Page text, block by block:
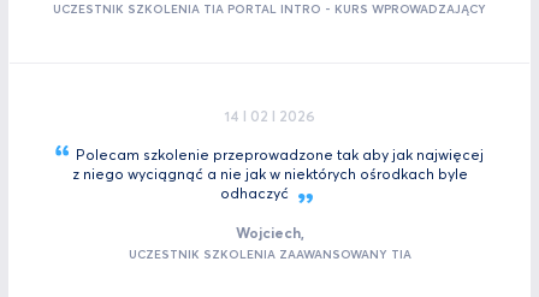
UCZESTNIK SZKOLENIA TIA PORTAL INTRO - KURS WPROWADZAJĄCY
14 I 02 I 2026
Polecam szkolenie przeprowadzone tak aby jak najwięcej
z niego wyciągnąć a nie jak w niektórych ośrodkach byle
odhaczyć
Wojciech,
UCZESTNIK SZKOLENIA ZAAWANSOWANY TIA